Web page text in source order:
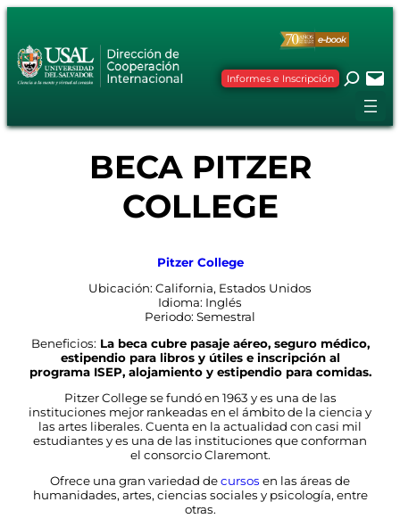
Saltar
contenido
Informes e Inscripción
BECA PITZER
COLLEGE
Pitzer College
Ubicación: California, Estados Unidos
Idioma: Inglés
Periodo: Semestral
Beneficios: La beca cubre pasaje aéreo, seguro médico,
estipendio para libros y útiles e inscripción al
programa ISEP, alojamiento y estipendio para comidas.
Pitzer College se fundó en 1963 y es una de las
instituciones mejor rankeadas en el ámbito de la ciencia y
las artes liberales. Cuenta en la actualidad con casi mil
estudiantes y es una de las instituciones que conforman
el consorcio Claremont.
Ofrece una gran variedad decursos en las áreas de
humanidades, artes, ciencias sociales y psicología, entre
otras.